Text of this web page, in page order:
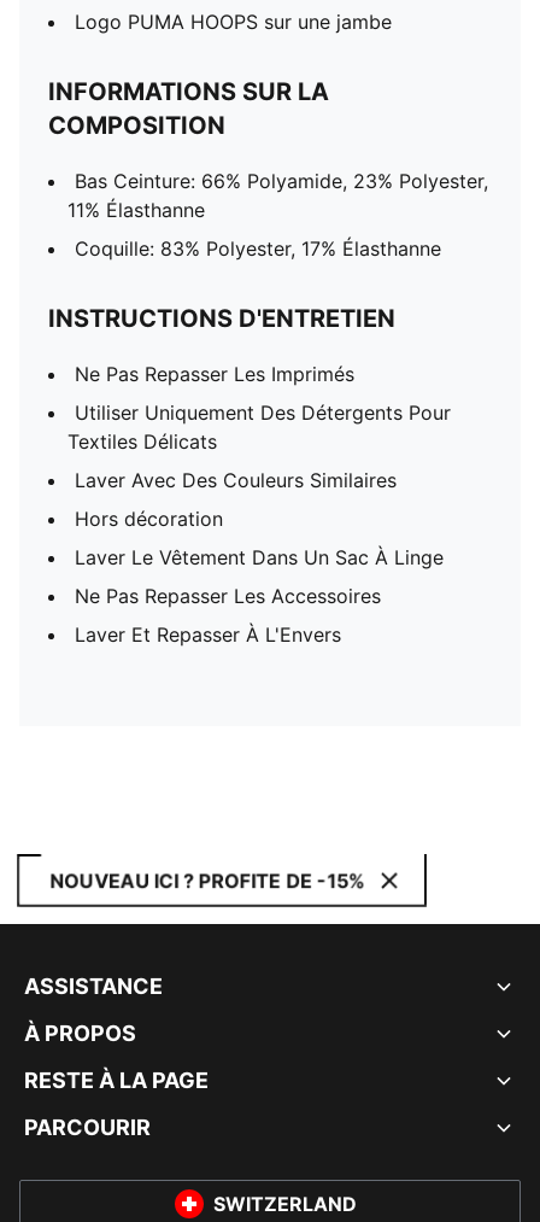
Logo PUMA HOOPS sur une jambe
INFORMATIONS SUR LA
COMPOSITION
Bas Ceinture: 66% Polyamide, 23% Polyester,
11% Élasthanne
Coquille: 83% Polyester, 17% Élasthanne
INSTRUCTIONS D'ENTRETIEN
Ne Pas Repasser Les Imprimés
Utiliser Uniquement Des Détergents Pour
Textiles Délicats
Laver Avec Des Couleurs Similaires
Hors décoration
Laver Le Vêtement Dans Un Sac À Linge
Ne Pas Repasser Les Accessoires
Laver Et Repasser À L'Envers
NOUVEAU ICI ? PROFITE DE -15%
ASSISTANCE
À PROPOS
RESTE À LA PAGE
PARCOURIR
SWITZERLAND